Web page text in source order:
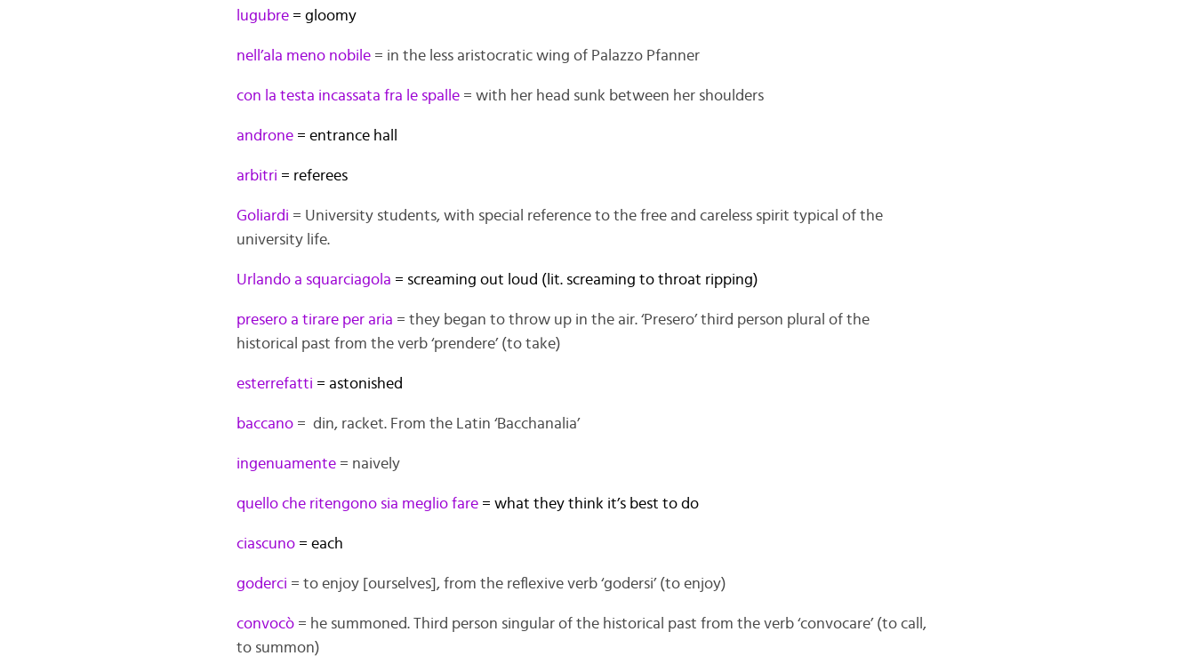
lugubre = gloomy
nell’ala meno nobile= in the less aristocratic wing of Palazzo Pfanner
con la testa incassata fra le spalle = with her head sunk between her shoulders
androne= entrance hall
arbitri = referees
Goliardi = University students, with special reference to the free and careless spirit typical of the
university life.
Urlando a squarciagola = screaming out loud (lit. screaming to throat ripping)
presero a tirare per aria = they began to throw up in the air. ‘Presero’ third person plural of the
historical past from the verb ‘prendere’ (to take)
esterrefatti = astonished
baccano= din, racket. From the Latin ‘Bacchanalia’
ingenuamente= naively
quello che ritengono sia meglio fare= what they think it’s best to do
ciascuno= each
goderci = to enjoy [ourselves], from the reflexive verb ‘godersi’ (to enjoy)
convocò= he summoned. Third person singular of the historical past from the verb ‘convocare’ (to call,
to summon)